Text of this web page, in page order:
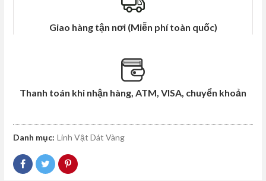
Giao hàng tận nơi (Miễn phí toàn quốc)
Thanh toán khi nhận hàng, ATM, VISA, chuyển khoản
Danh mục: Linh Vật Dát Vàng